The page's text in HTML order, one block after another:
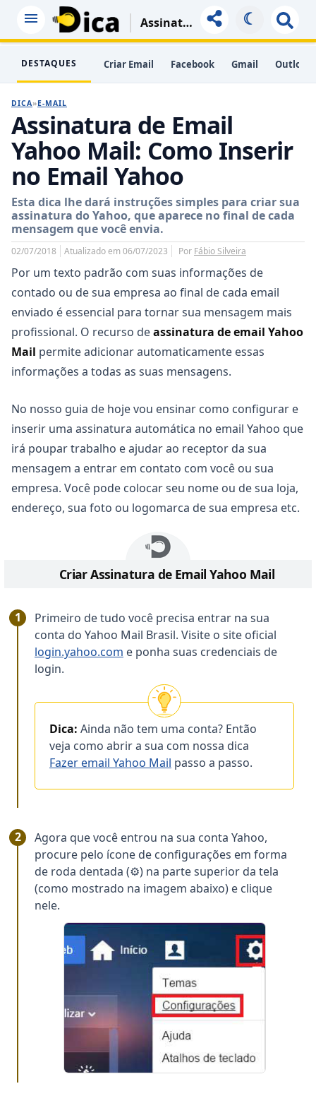
Assinatura De Email Yahoo Mail: Como Inserir No Email Yahoo ☾
DESTAQUES Criar Email Facebook Gmail Outlook
DICA»E-MAIL
Assinatura de Email
Yahoo Mail: Como Inserir
no Email Yahoo
Esta dica lhe dará instruções simples para criar sua
assinatura do Yahoo, que aparece no final de cada
mensagem que você envia.
02/07/2018 Atualizado em 06/07/2023 Por Fábio Silveira
Por um texto padrão com suas informações de
contado ou de sua empresa ao final de cada email
enviado é essencial para tornar sua mensagem mais
profissional. O recurso deassinatura de email Yahoo
Mail permite adicionar automaticamente essas
informações a todas as suas mensagens.
No nosso guia de hoje vou ensinar como configurar e
inserir uma assinatura automática no email Yahoo que
irá poupar trabalho e ajudar ao receptor da sua
mensagem a entrar em contato com você ou sua
empresa. Você pode colocar seu nome ou de sua loja,
endereço, sua foto ou logomarca de sua empresa etc.
Criar Assinatura de Email Yahoo Mail
Primeiro de tudo você precisa entrar na sua
conta do Yahoo Mail Brasil. Visite o site oficial
login.yahoo.com e ponha suas credenciais de
login.
Dica: Ainda não tem uma conta? Então
veja como abrir a sua com nossa dica
Fazer email Yahoo Mail passo a passo.
Agora que você entrou na sua conta Yahoo,
procure pelo ícone de configurações em forma
de roda dentada (⚙) na parte superior da tela
(como mostrado na imagem abaixo) e clique
nele.
Copiar